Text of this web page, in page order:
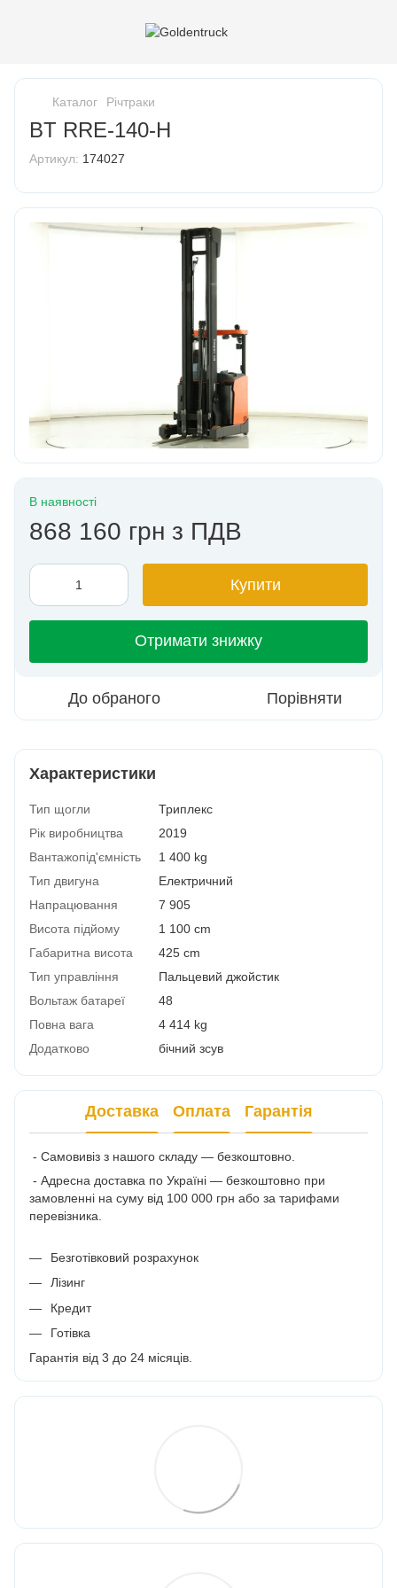
Каталог Річтраки
BT RRE-140-H
Артикул: 174027
В наявності
868 160 грн з ПДВ
Купити
Отримати знижку
До обраного Порівняти
Характеристики
Тип щогли
Триплекс
Рік виробництва
2019
Вантажопід'ємність
1 400 kg
Тип двигуна
Електричний
Напрацювання
7 905
Висота підйому
1 100 cm
Габаритна висота
425 cm
Тип управління
Пальцевий джойстик
Вольтаж батареї
48
Повна вага
4 414 kg
Додатково
бічний зсув
Доставка Оплата Гарантія
- Самовивіз з нашого складу — безкоштовно.
- Адресна доставка по Україні — безкоштовно при
замовленні на суму від 100 000 грн або за тарифами
перевізника.
Безготівковий розрахунок
Лізинг
Кредит
Готівка
Гарантія від 3 до 24 місяців.